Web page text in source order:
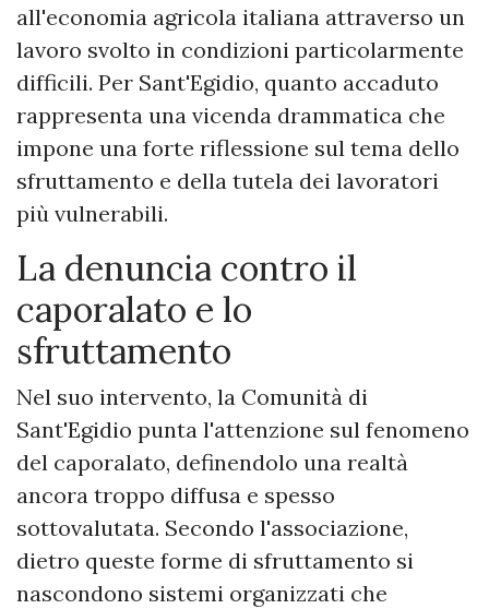
all'economia agricola italiana attraverso un
lavoro svolto in condizioni particolarmente
difficili. Per Sant'Egidio, quanto accaduto
rappresenta una vicenda drammatica che
impone una forte riflessione sul tema dello
sfruttamento e della tutela dei lavoratori
più vulnerabili.
La denuncia contro il
caporalato e lo
sfruttamento
Nel suo intervento, la Comunità di
Sant'Egidio punta l'attenzione sul fenomeno
del caporalato, definendolo una realtà
ancora troppo diffusa e spesso
sottovalutata. Secondo l'associazione,
dietro queste forme di sfruttamento si
nascondono sistemi organizzati che